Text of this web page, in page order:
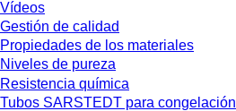
Vídeos
Gestión de calidad
Propiedades de los materiales
Niveles de pureza
Resistencia química
Tubos SARSTEDT para congelación